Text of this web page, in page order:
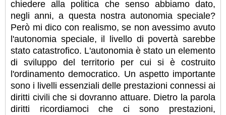
chiedere alla politica che senso abbiamo dato,
negli anni, a questa nostra autonomia speciale?
Però mi dico con realismo, se non avessimo avuto
l'autonomia speciale, il livello di povertà sarebbe
stato catastrofico. L'autonomia è stato un elemento
di sviluppo del territorio per cui si è costruito
l'ordinamento democratico. Un aspetto importante
sono i livelli essenziali delle prestazioni connessi ai
diritti civili che si dovranno attuare. Dietro la parola
diritti ricordiamoci che ci sono prestazioni,